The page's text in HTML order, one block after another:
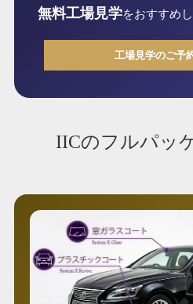
無料工場見学をおすすめし
工場見学のご予
IICのフルパッ